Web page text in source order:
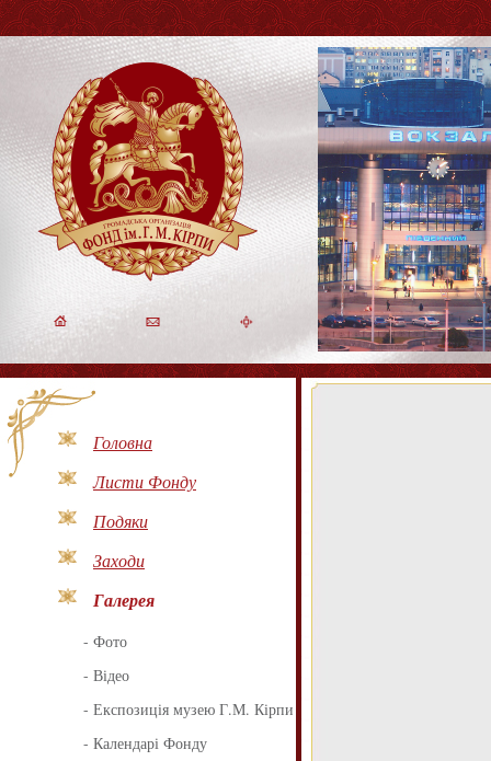
Головна
Листи Фонду
Подяки
Заходи
Галерея
- Фото
- Відео
- Експозиція музею Г.М. Кірпи
- Календарі Фонду